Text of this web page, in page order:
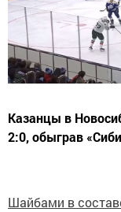
Казанцы в
2:0, обыграв
Шайбами в